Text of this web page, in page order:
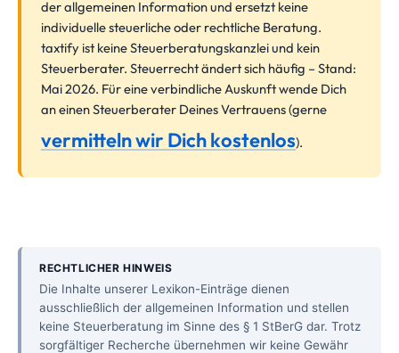
der allgemeinen Information und ersetzt keine
individuelle steuerliche oder rechtliche Beratung.
taxtify ist keine Steuerberatungskanzlei und kein
Steuerberater. Steuerrecht ändert sich häufig – Stand:
Mai 2026. Für eine verbindliche Auskunft wende Dich
an einen Steuerberater Deines Vertrauens (gerne
vermitteln wir Dich kostenlos).
RECHTLICHER HINWEIS
Die Inhalte unserer Lexikon-Einträge dienen
ausschließlich der allgemeinen Information und stellen
keine Steuerberatung im Sinne des § 1 StBerG dar. Trotz
sorgfältiger Recherche übernehmen wir keine Gewähr